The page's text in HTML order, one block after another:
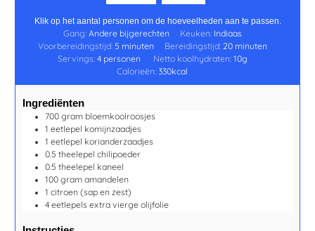
Klik op het aantal personen om de hoeveelheden aan te passen.
Gang: Andere bijgerechten Keuken: Indiaas
Voorbereidingstijd: 5 minuten Bereidingstijd: 20 minuten
Servings: 4 personen Netto koolhydraten: 10g
Calorieën:330kcal
Ingrediënten
700 gram bloemkoolroosjes
1 eetlepel komijnzaadjes
1 eetlepel korianderzaadjes
0.5 theelepel chilipoeder
0.5 theelepel kaneel
100 gram amandelen
1 citroen (sap en zest)
4 eetlepels extra vierge olijfolie